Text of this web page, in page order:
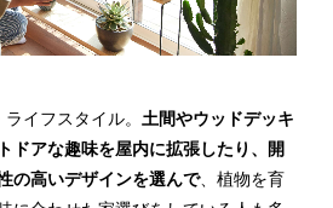
ライフスタイル。 土間やウッドデッキ
ドアな趣味を屋内に拡張したり、開
の高いデザインを選んで、植物を育